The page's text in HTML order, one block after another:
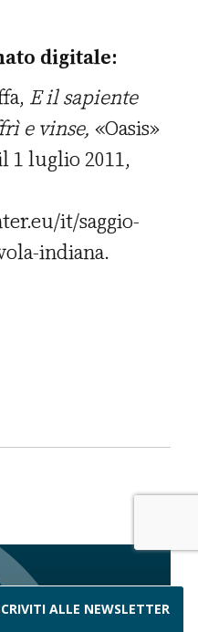
ALLE NEWSLETTER
digitale:
E il sapiente
e vinse, «Oasis»
1 luglio 2011,
it/saggio-
indiana.